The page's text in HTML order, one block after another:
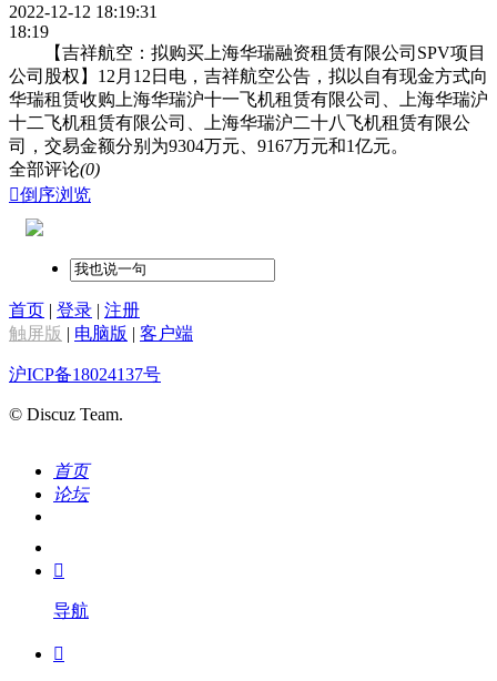
2022-12-12 18:19:31
18:19
【吉祥航空：拟购买上海华瑞融资租赁有限公司SPV项目
公司股权】12月12日电，吉祥航空公告，拟以自有现金方式向
华瑞租赁收购上海华瑞沪十一飞机租赁有限公司、上海华瑞沪
十二飞机租赁有限公司、上海华瑞沪二十八飞机租赁有限公
司，交易金额分别为9304万元、9167万元和1亿元。
全部评论(0)
倒序浏览
首页 | 登录 | 注册
触屏版 | 电脑版 | 客户端
沪ICP备18024137号
© Discuz Team.
首页
论坛
我的

导航
